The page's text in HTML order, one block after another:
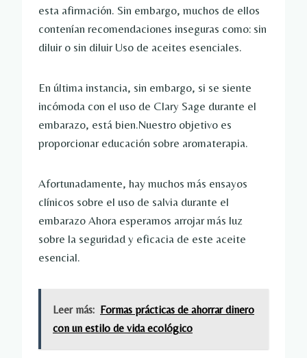
esta afirmación. Sin embargo, muchos de ellos
contenían recomendaciones inseguras como: sin
diluir o sin diluirUso de aceites esenciales.
En última instancia, sin embargo, si se siente
incómoda con el uso de Clary Sage durante el
embarazo, está bien.Nuestro objetivo es
proporcionar educación sobre aromaterapia.
Afortunadamente, hay muchos más ensayos
clínicos sobre el uso de salvia durante el
embarazo Ahora esperamos arrojar más luz
sobre la seguridad y eficacia de este aceite
esencial.
Leer más: Formas prácticas de ahorrar dinero
con un estilo de vida ecológico